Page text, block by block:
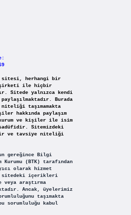
sitesi, herhangi bir
şirketi ile hiçbir
Sitede yalnızca kendi
Burada
taşımamakta
hakkında paylaşım
kurum ve kişiler ile isim
Sitemizdeki
ve tavsiye niteliği
gereğince Bilgi
(BTK) tarafından
olarak hizmet
sitedeki içerikleri
araştırma
Ancak, üyelerimiz
taşımakta
sorumluluğu kabul